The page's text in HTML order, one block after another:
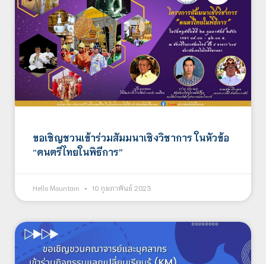
ขอเชิญชวนเข้าร่วมสัมมนาเชิงวิชาการ ในหัวข้อ
“ดนตรีไทยในพิธีการ”
Hello Mountain 10 กุมภาพันธ์ 2023